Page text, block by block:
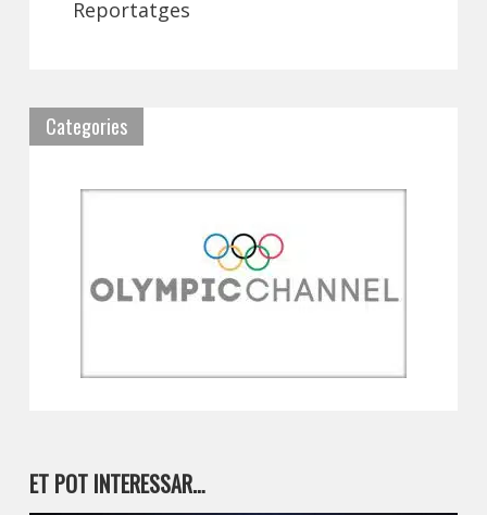
Reportatges
Categories
ET POT INTERESSAR…